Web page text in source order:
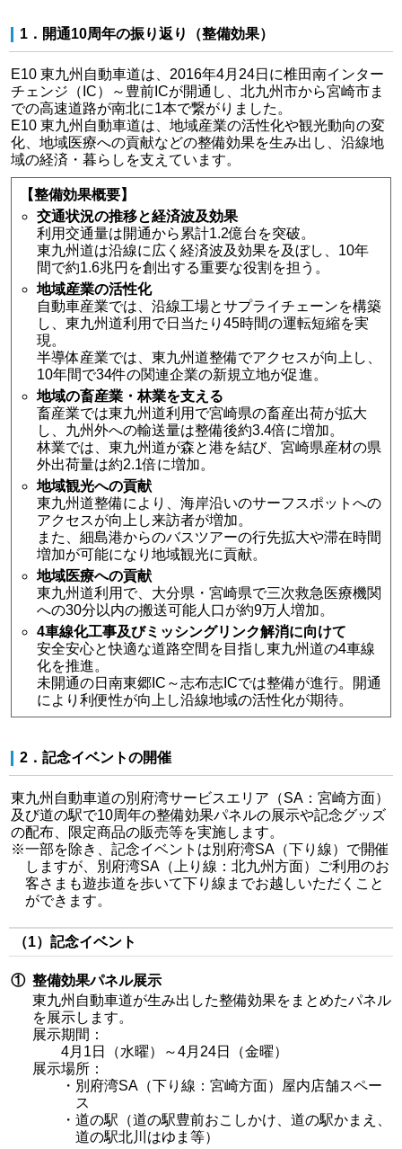
1．開通10周年の振り返り（整備効果）
E10 東九州自動車道は、2016年4月24日に椎田南インター
チェンジ（IC）～豊前ICが開通し、北九州市から宮崎市ま
での高速道路が南北に1本で繋がりました。
E10 東九州自動車道は、地域産業の活性化や観光動向の変
化、地域医療への貢献などの整備効果を生み出し、沿線地
域の経済・暮らしを支えています。
【整備効果概要】
交通状況の推移と経済波及効果
利用交通量は開通から累計1.2億台を突破。
東九州道は沿線に広く経済波及効果を及ぼし、10年
間で約1.6兆円を創出する重要な役割を担う。
地域産業の活性化
自動車産業では、沿線工場とサプライチェーンを構築
し、東九州道利用で日当たり45時間の運転短縮を実
現。
半導体産業では、東九州道整備でアクセスが向上し、
10年間で34件の関連企業の新規立地が促進。
地域の畜産業・林業を支える
畜産業では東九州道利用で宮崎県の畜産出荷が拡大
し、九州外への輸送量は整備後約3.4倍に増加。
林業では、東九州道が森と港を結び、宮崎県産材の県
外出荷量は約2.1倍に増加。
地域観光への貢献
東九州道整備により、海岸沿いのサーフスポットへの
アクセスが向上し来訪者が増加。
また、細島港からのバスツアーの行先拡大や滞在時間
増加が可能になり地域観光に貢献。
地域医療への貢献
東九州道利用で、大分県・宮崎県で三次救急医療機関
への30分以内の搬送可能人口が約9万人増加。
4車線化工事及びミッシングリンク解消に向けて
安全安心と快適な道路空間を目指し東九州道の4車線
化を推進。
未開通の日南東郷IC～志布志ICでは整備が進行。開通
により利便性が向上し沿線地域の活性化が期待。
2．記念イベントの開催
東九州自動車道の別府湾サービスエリア（SA：宮崎方面）
及び道の駅で10周年の整備効果パネルの展示や記念グッズ
の配布、限定商品の販売等を実施します。
※一部を除き、記念イベントは別府湾SA（下り線）で開催
しますが、別府湾SA（上り線：北九州方面）ご利用のお
客さまも遊歩道を歩いて下り線までお越しいただくこと
ができます。
（1）記念イベント
① 整備効果パネル展示
東九州自動車道が生み出した整備効果をまとめたパネル
を展示します。
展示期間：
4月1日（水曜）～4月24日（金曜）
展示場所：
・別府湾SA（下り線：宮崎方面）屋内店舗スペー
ス
・道の駅（道の駅豊前おこしかけ、道の駅かまえ、
道の駅北川はゆま等）